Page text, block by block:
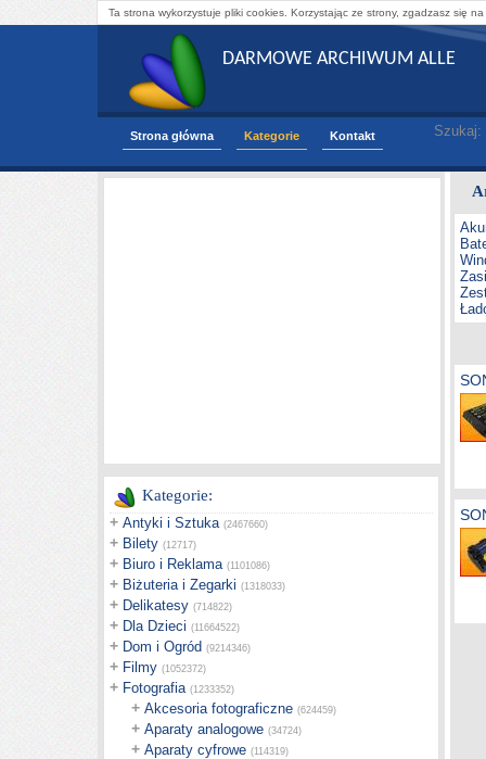
Ta strona wykorzystuje pliki cookies. Korzystając ze strony, zgadzasz się
DARMOWE ARCHIWUM ALLE
Strona główna Kategorie Kontakt Szukaj:
Kategorie:
+ Antyki i Sztuka (2467660)
+ Bilety (12717)
+ Biuro i Reklama (1101086)
+ Biżuteria i Zegarki (1318033)
+ Delikatesy (714822)
+ Dla Dzieci (11664522)
+ Dom i Ogród (9214346)
+ Filmy (1052372)
+ Fotografia (1233352)
+ Akcesoria fotograficzne (624459)
+ Aparaty analogowe (34724)
+ Aparaty cyfrowe (114319)